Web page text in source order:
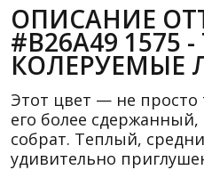
ОПИСАНИЕ
#B26A49 1575 -
КОЛЕРУЕМЫЕ
Этот цвет — не просто
его более
собрат. Теплый,
удивительно